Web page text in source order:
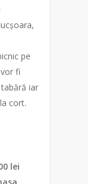
pe
fi
iar
cort.
lei